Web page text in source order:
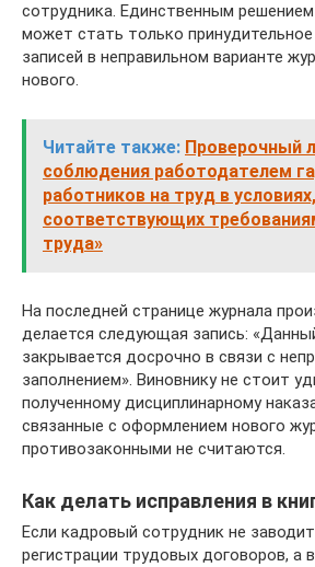
сотрудника. Единственным
может стать только
записей в неправильном варианте
нового.
Читайте также: Проверочный
соблюдения работодателем
работников на труд в условиях,
соответствующих
труда»
На последней странице журнала
делается следующая запись:
закрывается досрочно в связи с
заполнением». Виновнику не стоит
полученному дисциплинарному
связанные с оформлением нового
противозаконными не считаются.
Как делать исправления в
Если кадровый сотрудник не
регистрации трудовых договоров, а